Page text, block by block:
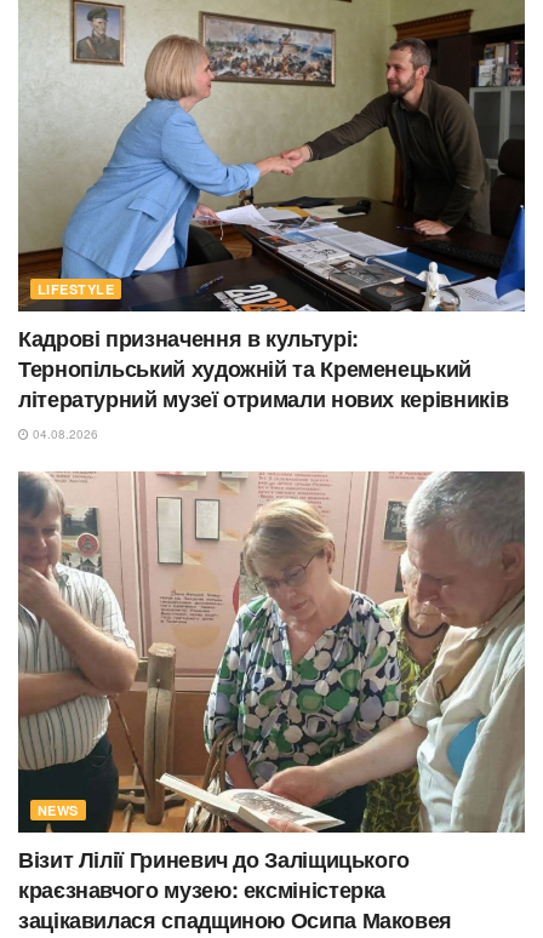
LIFESTYLE
Кадрові призначення в культурі:
Тернопільський художній та Кременецький
літературний музеї отримали нових керівників
04.08.2026
NEWS
Візит Лілії Гриневич до Заліщицького
краєзнавчого музею: ексміністерка
зацікавилася спадщиною Осипа Маковея